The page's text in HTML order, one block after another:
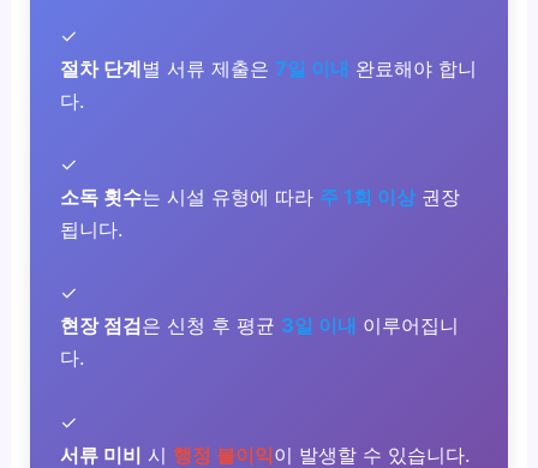
✓
절차 단계별 서류 제출은7일 이내 완료해야 합니
다.
✓
소독 횟수는 시설 유형에 따라 주 1회 이상 권장
됩니다.
✓
현장 점검은 신청 후 평균 3일 이내 이루어집니
다.
✓
서류 미비 시 행정 불이익이 발생할 수 있습니다.